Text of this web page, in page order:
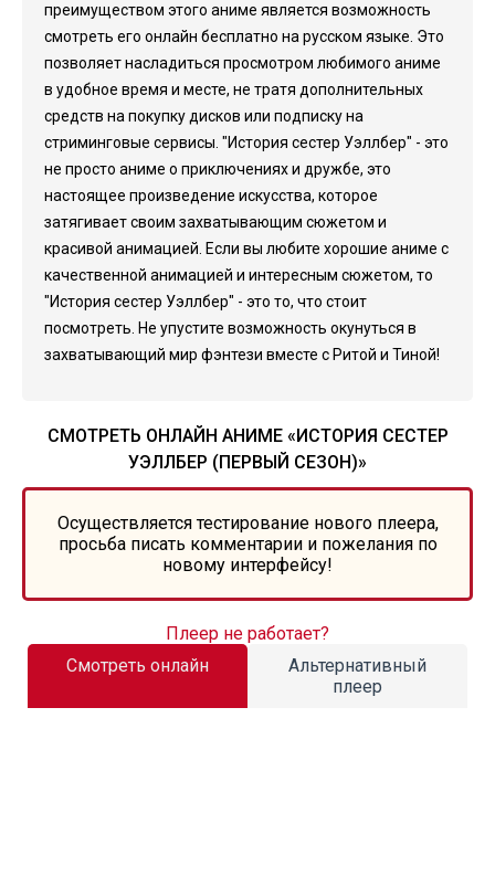
преимуществом этого аниме является возможность
смотреть его онлайн бесплатно на русском языке. Это
позволяет насладиться просмотром любимого аниме
в удобное время и месте, не тратя дополнительных
средств на покупку дисков или подписку на
стриминговые сервисы. "История сестер Уэллбер" - это
не просто аниме о приключениях и дружбе, это
настоящее произведение искусства, которое
затягивает своим захватывающим сюжетом и
красивой анимацией. Если вы любите хорошие аниме с
качественной анимацией и интересным сюжетом, то
"История сестер Уэллбер" - это то, что стоит
посмотреть. Не упустите возможность окунуться в
захватывающий мир фэнтези вместе с Ритой и Тиной!
СМОТРЕТЬ ОНЛАЙН АНИМЕ «ИСТОРИЯ СЕСТЕР
УЭЛЛБЕР (ПЕРВЫЙ СЕЗОН)»
Осуществляется тестирование нового плеера,
просьба писать комментарии и пожелания по
новому интерфейсу!
Смотреть онлайн
Альтернативный
плеер
Плеер не работает?